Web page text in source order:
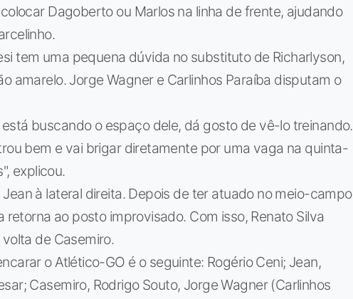
Dagoberto ou Marlos na linha de frente, ajudando
tem uma pequena dúvida no substituto de Richarlyson,
amarelo. Jorge Wagner e Carlinhos Paraíba disputam o
buscando o espaço dele, dá gosto de vê-lo treinando.
bem e vai brigar diretamente por uma vaga na quinta-
explicou.
à lateral direita. Depois de ter atuado no meio-campo
retorna ao posto improvisado. Com isso, Renato Silva
de Casemiro.
o Atlético-GO é o seguinte: Rogério Ceni; Jean,
Casemiro, Rodrigo Souto, Jorge Wagner (Carlinhos